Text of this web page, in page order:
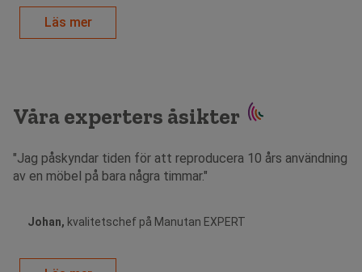
Läs mer
Våra experters åsikter
"Jag påskyndar tiden för att reproducera 10 års användning
av en möbel på bara några timmar."
Johan, kvalitetschef på Manutan EXPERT